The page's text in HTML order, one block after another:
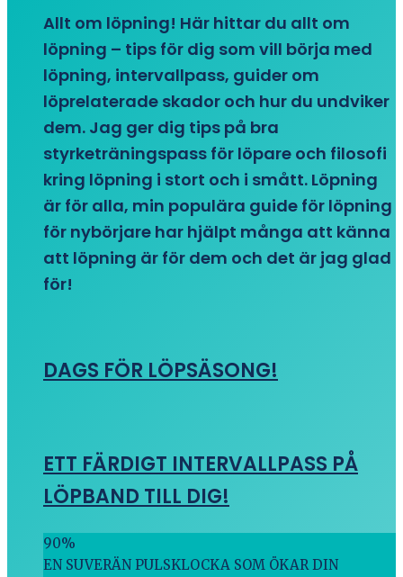
Allt om löpning! Här hittar du allt om
löpning – tips för dig som vill börja med
löpning, intervallpass, guider om
löprelaterade skador och hur du undviker
dem. Jag ger dig tips på bra
styrketräningspass för löpare och filosofi
kring löpning i stort och i smått. Löpning
är för alla, min populära guide för löpning
för nybörjare har hjälpt många att känna
att löpning är för dem och det är jag glad
för!
DAGS FÖR LÖPSÄSONG!
ETT FÄRDIGT INTERVALLPASS PÅ
LÖPBAND TILL DIG!
90%
EN SUVERÄN PULSKLOCKA SOM ÖKAR DIN